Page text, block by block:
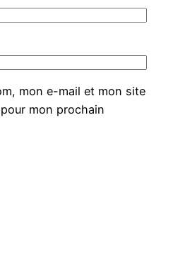
mon e-mail et mon site
mon prochain